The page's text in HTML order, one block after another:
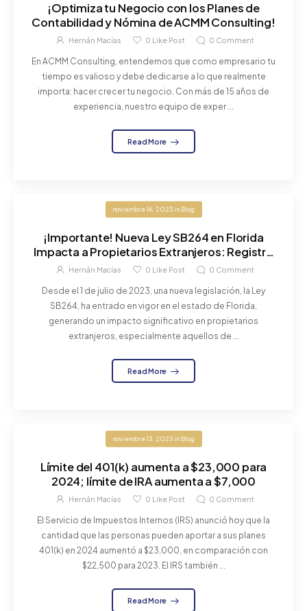
¡Optimiza tu Negocio con los Planes de
Contabilidad y Nómina de ACMM Consulting!
Hernán Macías 0 Like Post 0 Comment
En ACMM Consulting, entendemos que como empresario tu
tiempo es valioso y debe dedicarse a lo que realmente
importa: hacer crecer tu negocio. Con más de 15 años de
experiencia, nuestro equipo de exper ...
Read More
noviembre 16, 2023 in Blog
¡Importante! Nueva Ley SB264 en Florida
Impacta a Propietarios Extranjeros: Registro
Obligatorio para ciudadanos de Venezuela,
Hernán Macías 0 Like Post 0 Comment
Desde el 1 de julio de 2023, una nueva legislación, la Ley
SB264, ha entrado en vigor en el estado de Florida,
generando un impacto significativo en propietarios
extranjeros, especialmente aquellos de ...
Read More
noviembre 13, 2023 in Blog
Límite del 401(k) aumenta a $23,000 para
2024; límite de IRA aumenta a $7,000
Hernán Macías 0 Like Post 0 Comment
El Servicio de Impuestos Internos (IRS) anunció hoy que la
cantidad que las personas pueden aportar a sus planes
401(k) en 2024 aumentó a $23,000, en comparación con
$22,500 para 2023. El IRS también ...
Read More